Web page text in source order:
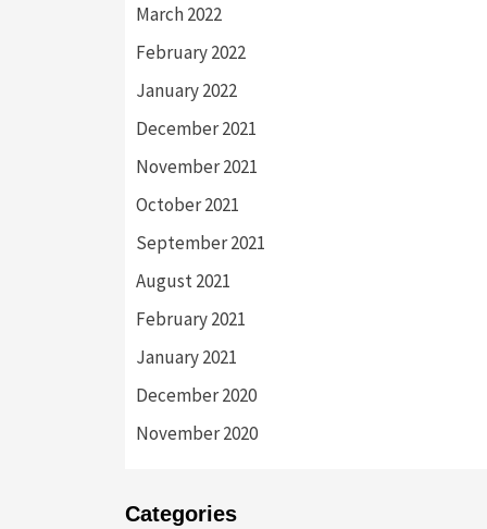
March 2022
February 2022
January 2022
December 2021
November 2021
October 2021
September 2021
August 2021
February 2021
January 2021
December 2020
November 2020
Categories